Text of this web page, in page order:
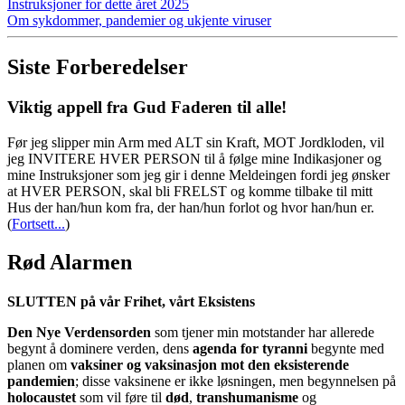
Instruksjoner for dette året 2025
Om sykdommer, pandemier og ukjente viruser
Siste Forberedelser
Viktig appell fra Gud Faderen til alle!
Før jeg slipper min Arm med ALT sin Kraft, MOT Jordkloden, vil
jeg INVITERE HVER PERSON til å følge mine Indikasjoner og
mine Instruksjoner som jeg gir i denne Meldeingen fordi jeg ønsker
at HVER PERSON, skal bli FRELST og komme tilbake til mitt
Hus der han/hun kom fra, der han/hun forlot og hvor han/hun er.
(Fortsett...)
Rød Alarmen
SLUTTEN på vår Frihet, vårt Eksistens
Den Nye Verdensorden som tjener min motstander har allerede
begynt å dominere verden, dens agenda for tyranni begynte med
planen om vaksiner og vaksinasjon mot den eksisterende
pandemien; disse vaksinene er ikke løsningen, men begynnelsen på
holocaustet som vil føre til død, transhumanisme og